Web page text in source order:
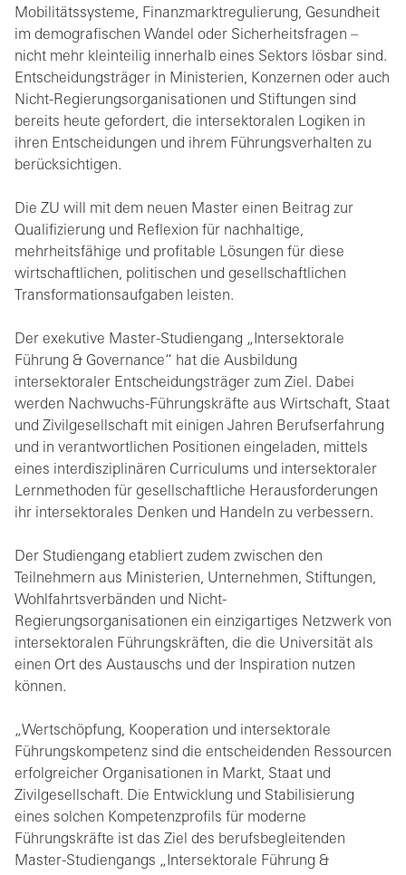
Mobilitätssysteme, Finanzmarktregulierung, Gesundheit
im demografischen Wandel oder Sicherheitsfragen –
nicht mehr kleinteilig innerhalb eines Sektors lösbar sind.
Entscheidungsträger in Ministerien, Konzernen oder auch
Nicht-Regierungsorganisationen und Stiftungen sind
bereits heute gefordert, die intersektoralen Logiken in
ihren Entscheidungen und ihrem Führungsverhalten zu
berücksichtigen.
Die ZU will mit dem neuen Master einen Beitrag zur
Qualifizierung und Reflexion für nachhaltige,
mehrheitsfähige und profitable Lösungen für diese
wirtschaftlichen, politischen und gesellschaftlichen
Transformationsaufgaben leisten.
Der exekutive Master-Studiengang „Intersektorale
Führung & Governance“ hat die Ausbildung
intersektoraler Entscheidungsträger zum Ziel. Dabei
werden Nachwuchs-Führungskräfte aus Wirtschaft, Staat
und Zivilgesellschaft mit einigen Jahren Berufserfahrung
und in verantwortlichen Positionen eingeladen, mittels
eines interdisziplinären Curriculums und intersektoraler
Lernmethoden für gesellschaftliche Herausforderungen
ihr intersektorales Denken und Handeln zu verbessern.
Der Studiengang etabliert zudem zwischen den
Teilnehmern aus Ministerien, Unternehmen, Stiftungen,
Wohlfahrtsverbänden und Nicht-
Regierungsorganisationen ein einzigartiges Netzwerk von
intersektoralen Führungskräften, die die Universität als
einen Ort des Austauschs und der Inspiration nutzen
können.
„Wertschöpfung, Kooperation und intersektorale
Führungskompetenz sind die entscheidenden Ressourcen
erfolgreicher Organisationen in Markt, Staat und
Zivilgesellschaft. Die Entwicklung und Stabilisierung
eines solchen Kompetenzprofils für moderne
Führungskräfte ist das Ziel des berufsbegleitenden
Master-Studiengangs „Intersektorale Führung &